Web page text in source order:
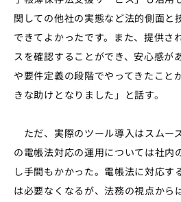
関しての他社の実態など法的側面と
できてよかったです。また、提供さ
スを確認することができ、安心感が
や要件定義の段階でやってきたこと
きな助けとなりました」と話す。
ただ、実際のツール導入はスムー
の電帳法対応の運用については社内
し手間もかかった。電帳法に対応す
は必要なくなるが、法務の視点から